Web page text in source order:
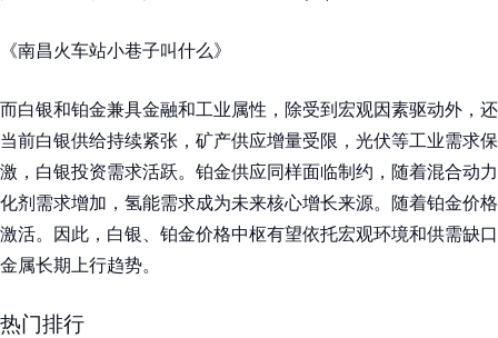
《南昌火车站小巷子叫什么》
而白银和铂金兼具金融和工业属性，除受到宏观因素驱动外，
当前白银供给持续紧张，矿产供应增量受限，光伏等工业需求
激，白银投资需求活跃。铂金供应同样面临制约，随着混合动
化剂需求增加，氢能需求成为未来核心增长来源。随着铂金价
激活。因此，白银、铂金价格中枢有望依托宏观环境和供需缺
金属长期上行趋势。
热门排行